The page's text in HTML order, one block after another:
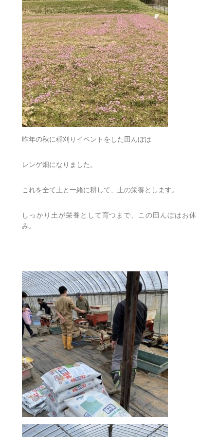
昨年の秋に稲刈りイベントをした田んぼは
レンゲ畑になりました。
これを全て土と一緒に耕して、土の栄養とします。
しっかり土が栄養として育つまで、この田んぼはお休
み。